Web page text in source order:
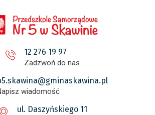
12 276 19 97
Zadzwoń do nas
wiadomość
ul. Daszyńskiego 11